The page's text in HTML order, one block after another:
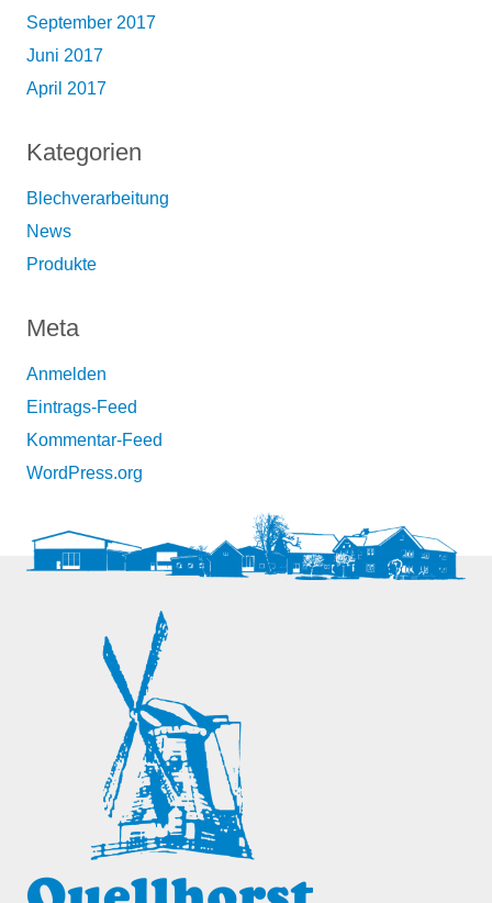
September 2017
Juni 2017
April 2017
Kategorien
Blechverarbeitung
News
Produkte
Meta
Anmelden
Eintrags-Feed
Kommentar-Feed
WordPress.org